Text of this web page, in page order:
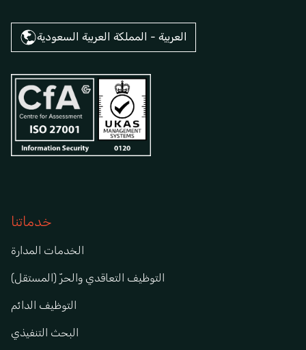
العربية - المملكة العربية السعودية
خدماتنا
الخدمات المدارة
التوظيف التعاقدي والحرّ (المستقل)
التوظيف الدائم
البحث التنفيذي